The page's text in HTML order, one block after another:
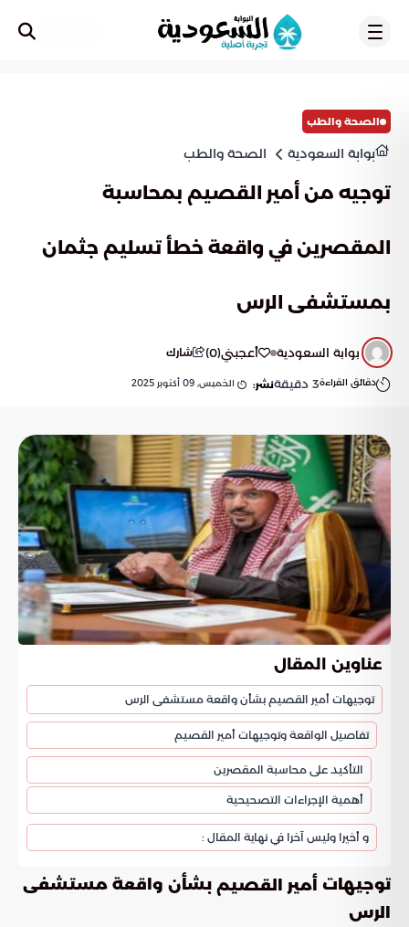
الصحة والطب
بوابة السعودية الصحة والطب
توجيه من أمير القصيم بمحاسبة
المقصرين في واقعة خطأ تسليم جثمان
بمستشفى الرس
بوابة السعودية أعجبني(
0
) شارك
دقائق القراءة3 دقيقةنشر: الخميس, 09 أكتوبر 2025
عناوين المقال
توجيهات أمير القصيم بشأن واقعة مستشفى الرس
تفاصيل الواقعة وتوجيهات أمير القصيم
التأكيد على محاسبة المقصرين
أهمية الإجراءات التصحيحية
و أخيرا وليس آخرا في نهاية المقال :
توجيهات أمير القصيم بشأن واقعة مستشفى
الرس